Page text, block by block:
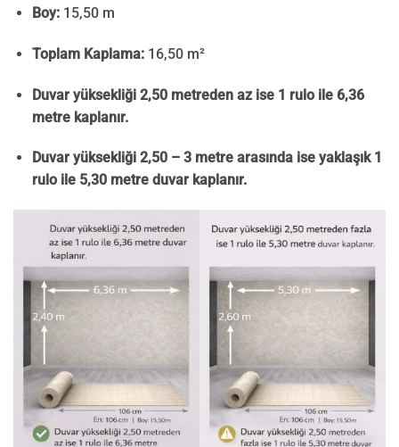
Boy:15,50 m
Toplam Kaplama:16,50 m²
Duvar yüksekliği 2,50 metreden az ise 1 rulo ile 6,36
metre kaplanır.
Duvar yüksekliği 2,50 – 3 metre arasında ise yaklaşık 1
rulo ile 5,30 metre duvar kaplanır.